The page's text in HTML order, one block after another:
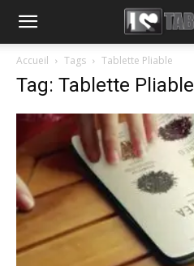
Accueil Tags Tablette Pliable
Tag: Tablette Pliable